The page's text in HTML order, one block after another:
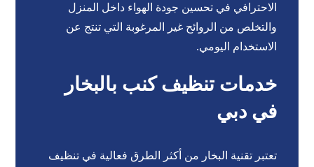
الاحترافي في تحسين جودة الهواء داخل المنزل
والتخلص من الروائح غير المرغوبة التي تنتج عن
الاستخدام اليومي.
خدمات تنظيف كنب بالبخار
في دبي
تعتبر تقنية البخار من أكثر الطرق فعالية في تنظيف